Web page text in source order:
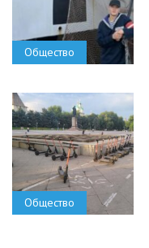
Общество
Общество